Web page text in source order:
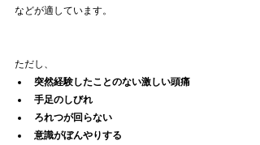
などが適しています。
ただし、
突然経験したことのない激しい頭痛
手足のしびれ
ろれつが回らない
意識がぼんやりする